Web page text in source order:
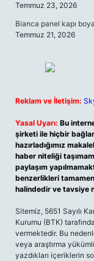
Temmuz 23, 2026
Bianca panel kapı
Temmuz 21, 2026
Reklam ve İletişim:
Yasal Uyarı: Bu
şirketi ile hiçbir
hazırladığımız
haber niteliği
paylaşım
benzerlikleri
halindedir ve tavsiye
Sitemiz, 5651 Sayılı
Kurumu (BTK)
vermektedir. Bu
veya araştırma
yazdıkları içeriklerin